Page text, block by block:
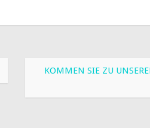
KOMMEN SIE ZU